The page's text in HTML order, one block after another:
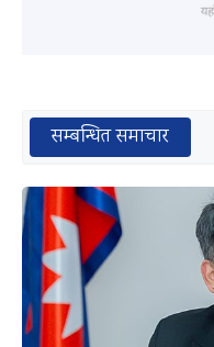
सम्बन्धित समाचार